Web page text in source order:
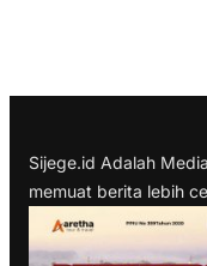
Sijege.id Adalah
memuat berita lebih